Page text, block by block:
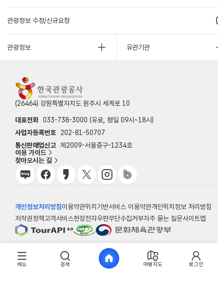
관광정보 수정/신규요청
관광정보 유관기관
(26464) 강원특별자치도 원주시 세계로 10
대표전화 033-738-3000 (유료, 평일 09시~18시)
사업자등록번호
202-81-50707
통신판매업신고 제2009-서울중구-1234호
이용 가이드
찾아오시는 길
개인정보처리방침이용약관위치기반서비스 이용약관개인위치정보 처리방침
저작권정책고객서비스헌장전자우편무단수집거부자주 묻는 질문사이트맵
© 한국관광공사
메뉴 검색 여행지도 로그인